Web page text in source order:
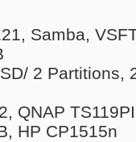
Samba,
2
QNAP
HP CP1515n